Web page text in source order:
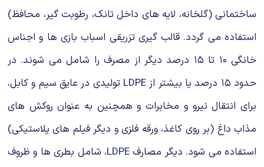
ساختمانی (گلخانه، لایه های داخل تانك، رطوبت گیر، محافظ)
استفاده می گردد. قالب گیری تزریقی اسباب بازی ها و اجناس
خانگی ۱۰ تا ۱۵ درصد دیگر از مصرف را شامل می شوند. در
حدود ۱۵ درصد یا بیشتر از LDPE تولیدی در عایق سیم و كابل،
برای انتقال نیرو و مخابرات و همچنین به عنوان روكش های
مذاب داغ (بر روی كاغذ، ورقه فلزی و دیگر فیلم های پلاستیكی)
استفاده می شود. دیگر مصارف LDPE، شامل بطری ها و ظروف